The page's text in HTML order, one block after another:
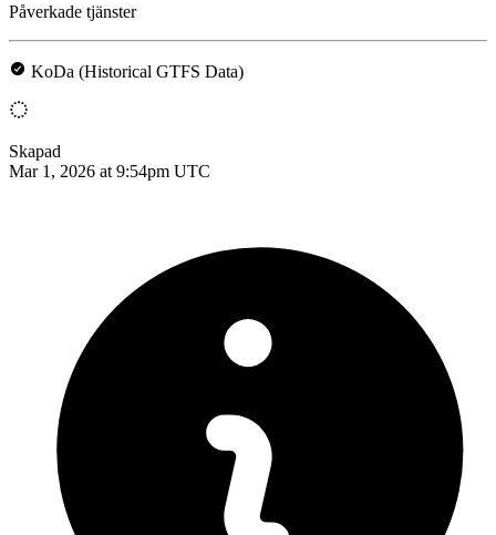
Påverkade tjänster
KoDa (Historical GTFS Data)
Skapad
Mar 1, 2026 at 9:54pm UTC